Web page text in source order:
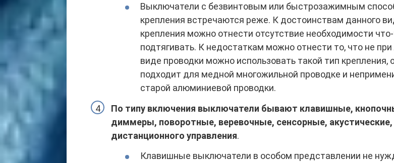
Выключатели с безвинтовым или быстрозажимным
крепления встречаются реже. К достоинствам данного
крепления можно отнести отсутствие необходимости
подтягивать. К недостаткам можно отнести то, что не
виде проводки можно использовать такой тип крепления,
подходит для медной многожильной проводке и
старой алюминиевой проводки.
По типу включения выключатели бывают клавишные,
диммеры, поворотные, веревочные, сенсорные, акустические,
дистанционного управления.
Клавишные выключатели в особом представлении не